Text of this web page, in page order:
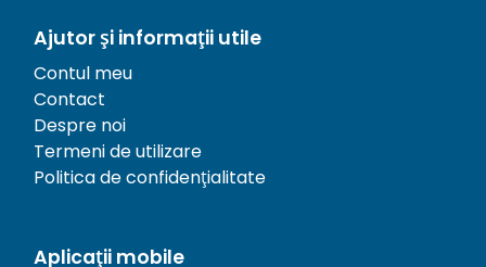
Ajutor și informații utile
Contul meu
Contact
Despre noi
Termeni de utilizare
Politica de confidențialitate
Aplicații mobile